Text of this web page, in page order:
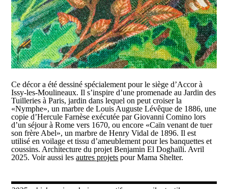
Ce décor a été dessiné spécialement pour le siège d’Accor à
Issy-les-Moulineaux. Il s’inspire d’une promenade au Jardin des
Tuilleries à Paris, jardin dans lequel on peut croiser la
«Nymphe», un marbre de Louis Auguste Lévêque de 1886, une
copie d’Hercule Farnèse exécutée par Giovanni Comino lors
d’un séjour à Rome vers 1670, ou encore «Caïn venant de tuer
son frère Abel», un marbre de Henry Vidal de 1896. Il est
utilisé en voilage et tissu d’ameublement pour les banquettes et
coussins. Architecture du projet Benjamin El Doghaïli. Avril
2025. Voir aussi lesautres projets pour Mama Shelter.